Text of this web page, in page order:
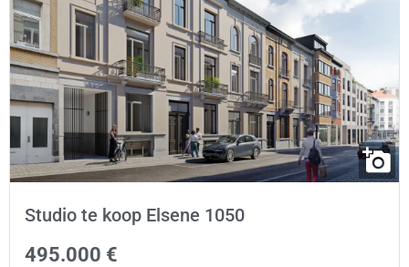
Studio te koop Elsene 1050
495.000 €